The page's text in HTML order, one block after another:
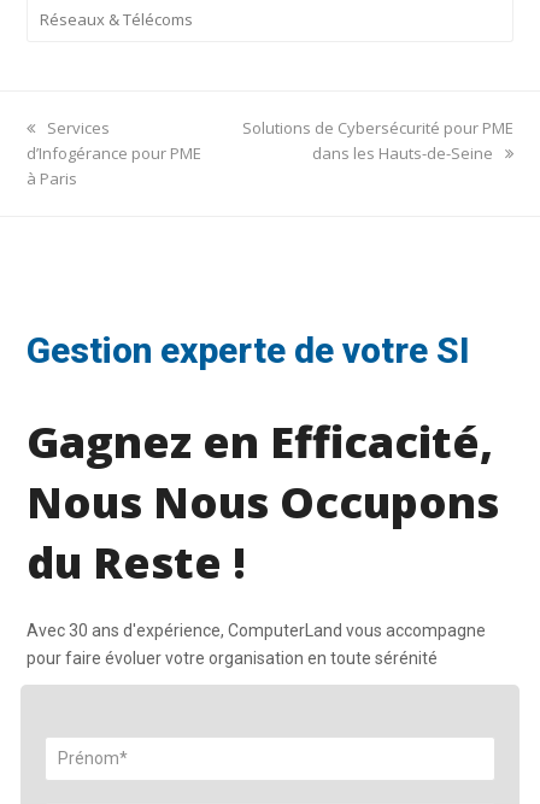
Réseaux & Télécoms
previous
post:
Services
d’Infogérance pour PME
à Paris
next
Solutions de Cybersécurité pour PME
dans les Hauts-de-Seine
Gestion experte de votre SI
Gagnez en Efficacité,
Nous Nous Occupons
du Reste !
Avec 30 ans d'expérience, ComputerLand vous accompagne
pour faire évoluer votre organisation en toute sérénité